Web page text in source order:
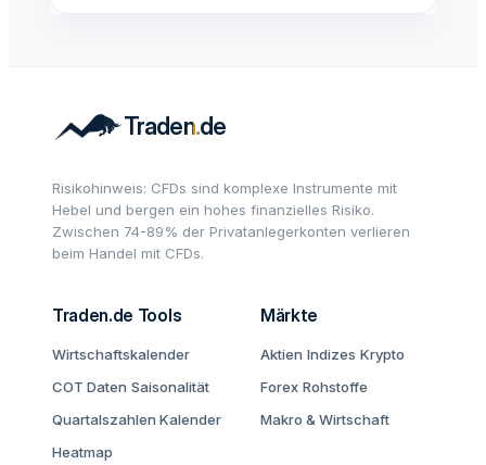
Risikohinweis: CFDs sind komplexe Instrumente mit
Hebel und bergen ein hohes finanzielles Risiko.
Zwischen 74-89% der Privatanlegerkonten verlieren
beim Handel mit CFDs.
Traden.de Tools
Wirtschaftskalender
COT Daten Saisonalität
Quartalszahlen Kalender
Heatmap
Märkte
Aktien Indizes Krypto
Forex Rohstoffe
Makro & Wirtschaft